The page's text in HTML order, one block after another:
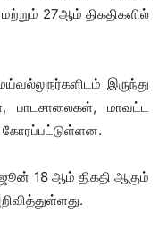
27ஆம் திகதிகளில்
இருந்து
பாடசாலைகள், மாவட்ட
18 ஆம் திகதி ஆகும்